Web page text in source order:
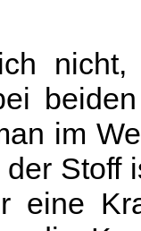
im
Stoff
eine